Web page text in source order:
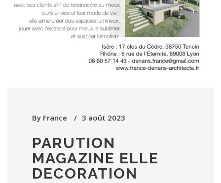
By France 3 août 2023
PARUTION
MAGAZINE ELLE
DECORATION